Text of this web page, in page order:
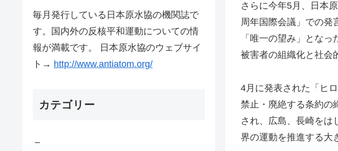
さらに今年5月、日本
周年国際会議」での発
「唯一の望み」とな
被害者の組織化と社会
4月に発表された「ヒ
禁止・廃絶する条約の
され、広島、長崎をは
界の運動を推進する大
毎月発行している日本原水協の機関誌で
す。国内外の反核平和運動についての情
報が満載です。 日本原水協のウェブサイ
ト→ http://www.antiatom.org/
カテゴリー
–